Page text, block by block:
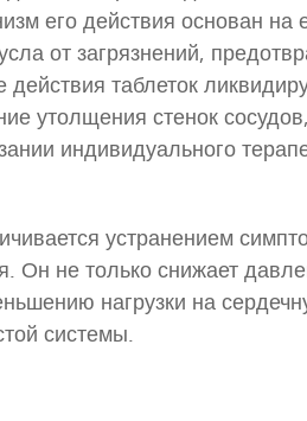
его действия основан на
от загрязнений,
действия таблеток
утолщения стенок сосудов,
индивидуального
устранением
Он не только снижает
нагрузки на
системы.